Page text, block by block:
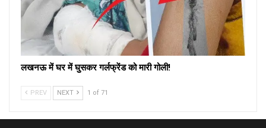
लखनऊ में घर में घुसकर गर्लफ्रेंड को मारी गोली!
PREV NEXT 1 of 71